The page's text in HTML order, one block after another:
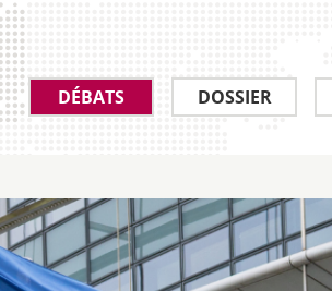
DÉBATS DOSSIER